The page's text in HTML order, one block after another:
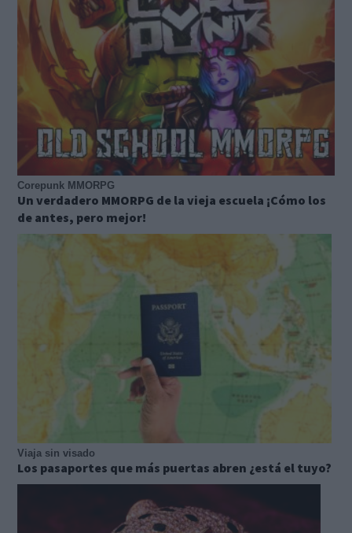
Corepunk MMORPG
Un verdadero MMORPG de la vieja escuela ¡Cómo los
de antes, pero mejor!
Viaja sin visado
Los pasaportes que más puertas abren ¿está el tuyo?